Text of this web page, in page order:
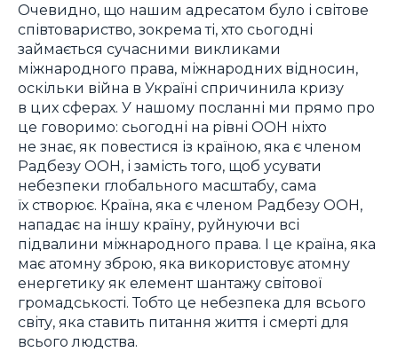
Очевидно, що нашим адресатом було і світове
співтовариство, зокрема ті, хто сьогодні
займається сучасними викликами
міжнародного права, міжнародних відносин,
оскільки війна в Україні спричинила кризу
в цих сферах. У нашому посланні ми прямо про
це говоримо: сьогодні на рівні ООН ніхто
не знає, як повестися із країною, яка є членом
Радбезу ООН, і замість того, щоб усувати
небезпеки глобального масштабу, сама
їх створює. Країна, яка є членом Радбезу ООН,
нападає на іншу країну, руйнуючи всі
підвалини міжнародного права. І це країна, яка
має атомну зброю, яка використовує атомну
енергетику як елемент шантажу світової
громадськості. Тобто це небезпека для всього
світу, яка ставить питання життя і смерті для
всього людства.